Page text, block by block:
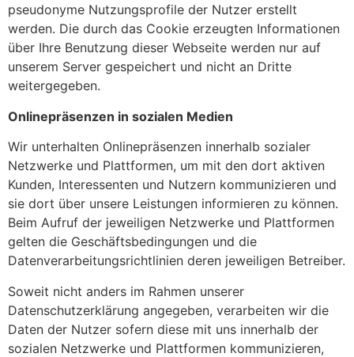
pseudonyme Nutzungsprofile der Nutzer erstellt
werden. Die durch das Cookie erzeugten Informationen
über Ihre Benutzung dieser Webseite werden nur auf
unserem Server gespeichert und nicht an Dritte
weitergegeben.
Onlinepräsenzen in sozialen Medien
Wir unterhalten Onlinepräsenzen innerhalb sozialer
Netzwerke und Plattformen, um mit den dort aktiven
Kunden, Interessenten und Nutzern kommunizieren und
sie dort über unsere Leistungen informieren zu können.
Beim Aufruf der jeweiligen Netzwerke und Plattformen
gelten die Geschäftsbedingungen und die
Datenverarbeitungsrichtlinien deren jeweiligen Betreiber.
Soweit nicht anders im Rahmen unserer
Datenschutzerklärung angegeben, verarbeiten wir die
Daten der Nutzer sofern diese mit uns innerhalb der
sozialen Netzwerke und Plattformen kommunizieren,